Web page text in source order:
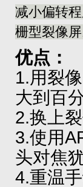
减小偏转
栅型裂像屏
优点：
1.用裂
大到百
2.换上
3.使用
头对焦
4.重温